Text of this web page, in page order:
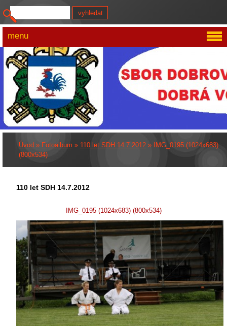
Úvod » Fotoalbum » 110 let SDH 14.7.2012 »
IMG_0195 (1024x683)
(800x534)
110 let SDH 14.7.2012
IMG_0195 (1024x683) (800x534)
menu